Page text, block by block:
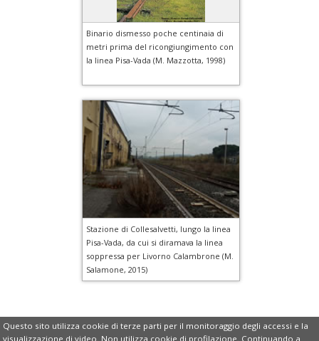
Binario dismesso poche centinaia di
metri prima del ricongiungimento con
la linea Pisa-Vada (M. Mazzotta, 1998)
Stazione di Collesalvetti, lungo la linea
Pisa-Vada, da cui si diramava la linea
soppressa per Livorno Calambrone (M.
Salamone, 2015)
©Copyright2007-2025Associazione Italiana
Questo sito utilizza cookie di terze parti per il monitoraggio degli accessi e la
visualizzazione di video. Non utilizza cookie di profilazione. Continuando a